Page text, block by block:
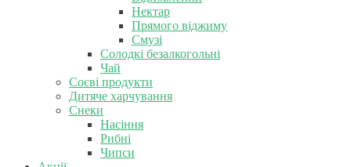
Нектар
Прямого віджиму
Смузі
Солодкі безалкогольні
Чай
Соєві продукти
Дитяче харчування
Снеки
Насіння
Рибні
Чипси